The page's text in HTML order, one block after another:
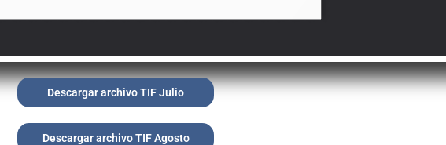
Descargar archivo TIF Julio
Descargar archivo TIF Agosto